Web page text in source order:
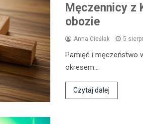
Męczennicy z
obozie
Anna Cieślak 5
Pamięć i męczeństwo
okresem…
Czytaj dalej